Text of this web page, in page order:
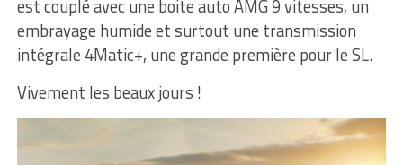
est couplé avec une boite auto AMG 9 vitesses, un
embrayage humide et surtout une transmission
intégrale 4Matic+, une grande première pour le SL.
Vivement les beaux jours !